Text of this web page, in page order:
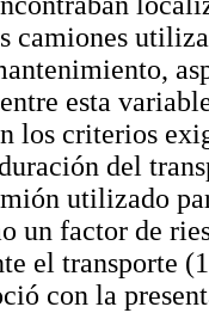
camiones
esta
los criterios
del
utilizado
un factor de
el transporte
con la